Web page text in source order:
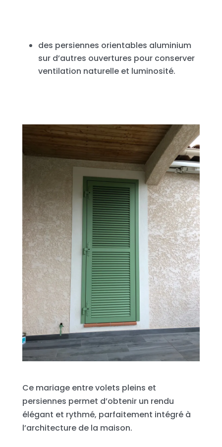
des persiennes orientables aluminium
sur d’autres ouvertures pour conserver
ventilation naturelle et luminosité.
Ce mariage entre volets pleins et
persiennes permet d’obtenir un rendu
élégant et rythmé, parfaitement intégré à
l’architecture de la maison.